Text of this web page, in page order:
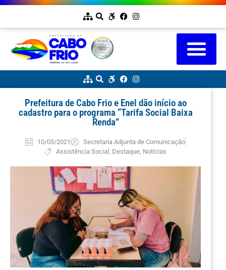
Prefeitura de Cabo Frio e Enel dão início ao
cadastro para o programa “Tarifa Social Baixa
Renda”
10/05/2021
Secretaria Adjunta de Comunicação
Assistência Social Destaque Notícias